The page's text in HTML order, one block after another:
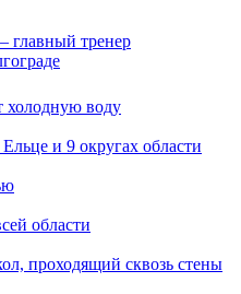
главный тренер
холодную воду
и 9 округах области
области
проходящий сквозь стены